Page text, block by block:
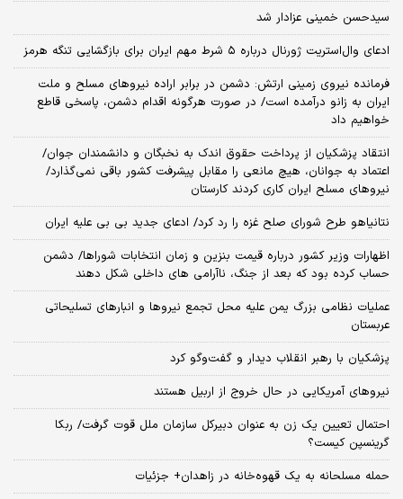
سیدحسن خمینی عزادار شد
ادعای وال‌استریت ژورنال درباره ۵ شرط مهم ایران برای بازگشایی تنگه هرمز
فرمانده نیروی زمینی ارتش: دشمن در برابر اراده نیروهای مسلح و ملت
ایران به زانو درآمده است/ در صورت هرگونه اقدام دشمن، پاسخی قاطع
خواهیم داد
انتقاد پزشکیان از پرداخت حقوق اندک به نخبگان و دانشمندان جوان/
اعتماد به جوانان، هیچ مانعی را مقابل پیشرفت کشور باقی نمی‌گذارد/
نیروهای مسلح ایران کاری کردند کارستان
نتانیاهو طرح شورای صلح غزه را رد کرد/ ادعای جدید بی بی علیه ایران
اظهارات وزیر کشور درباره قیمت بنزین و زمان انتخابات شوراها/ دشمن
حساب کرده بود که بعد از جنگ، ناآرامی‌ های داخلی شکل دهند
عملیات نظامی بزرگ یمن علیه محل تجمع نیروها و انبارهای تسلیحاتی
عربستان
پزشکیان با رهبر انقلاب دیدار و گفت‌وگو کرد
نیروهای آمریکایی در حال خروج از اربیل هستند
احتمال تعیین یک زن به عنوان دبیرکل سازمان ملل قوت گرفت/ ربکا
گرینسپن کیست؟
حمله مسلحانه به یک قهوه‌خانه در زاهدان+ جزئیات